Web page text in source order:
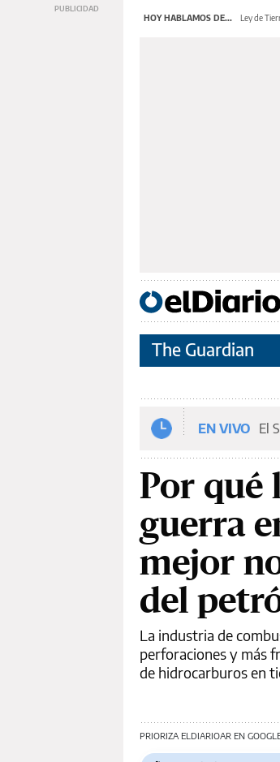
HOY HABLAMOS DE... Ley de
The Guardian
EN VIVO El
Por qué
guerra
mejor
del
La industria de
perforaciones y más
de hidrocarburos en
PRIORIZA ELDIARIOAR EN